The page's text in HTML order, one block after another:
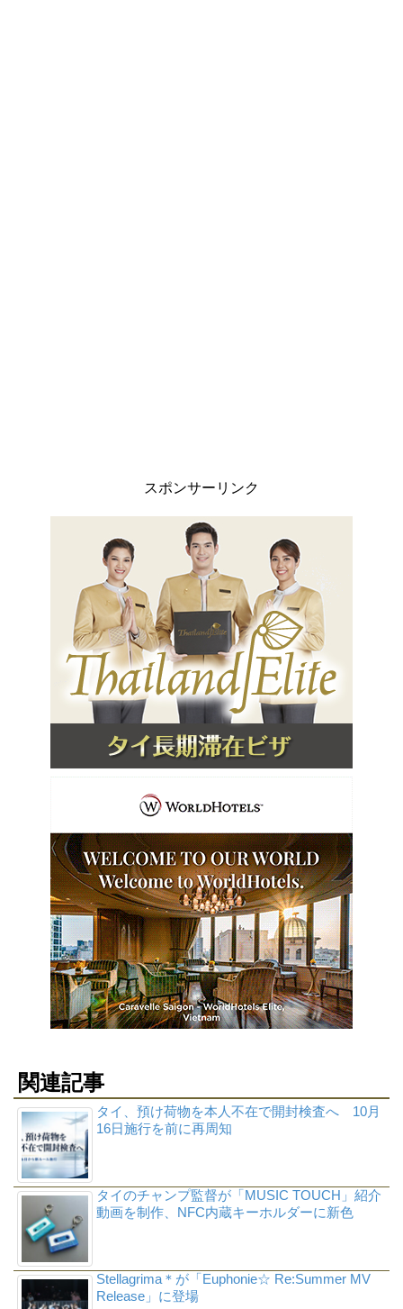
スポンサーリンク
関連記事
タイ、預け荷物を本人不在で開封検査へ 10月
16日施行を前に再周知
タイのチャンプ監督が「MUSIC TOUCH」紹介
動画を制作、NFC内蔵キーホルダーに新色
Stellagrima＊が「Euphonie☆ Re:Summer MV
Release」に登場